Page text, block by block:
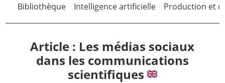
Retour
Bibliothèque Intelligence artificielle Production et
Article : Les médias sociaux
dans les communications
scientifiques